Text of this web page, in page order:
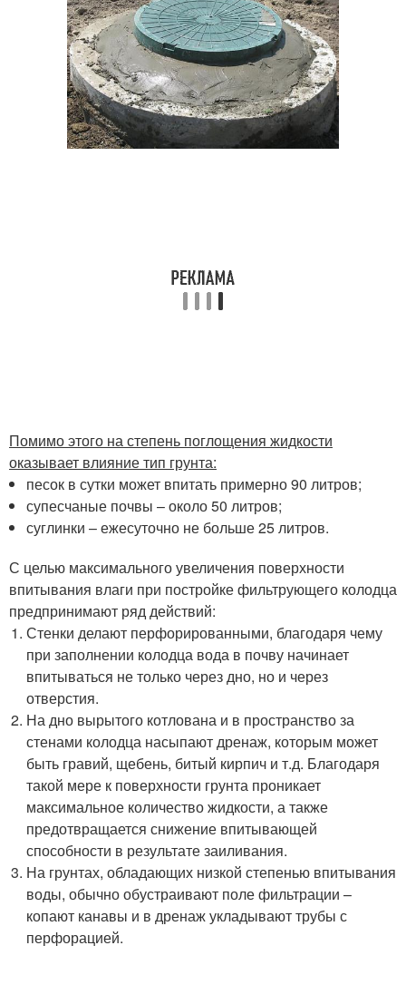
Помимо этого на степень поглощения жидкости
оказывает влияние тип грунта:
песок в сутки может впитать примерно 90 литров;
супесчаные почвы – около 50 литров;
суглинки – ежесуточно не больше 25 литров.
С целью максимального увеличения поверхности
впитывания влаги при постройке фильтрующего колодца
предпринимают ряд действий:
Стенки делают перфорированными, благодаря чему
при заполнении колодца вода в почву начинает
впитываться не только через дно, но и через
отверстия.
На дно вырытого котлована и в пространство за
стенами колодца насыпают дренаж, которым может
быть гравий, щебень, битый кирпич и т.д. Благодаря
такой мере к поверхности грунта проникает
максимальное количество жидкости, а также
предотвращается снижение впитывающей
способности в результате заиливания.
На грунтах, обладающих низкой степенью впитывания
воды, обычно обустраивают поле фильтрации –
копают канавы и в дренаж укладывают трубы с
перфорацией.